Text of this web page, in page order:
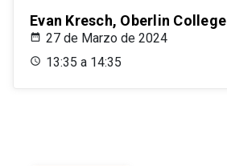
Evan Kresch, Oberlin College
27 de Marzo de 2024
13:35 a 14:35